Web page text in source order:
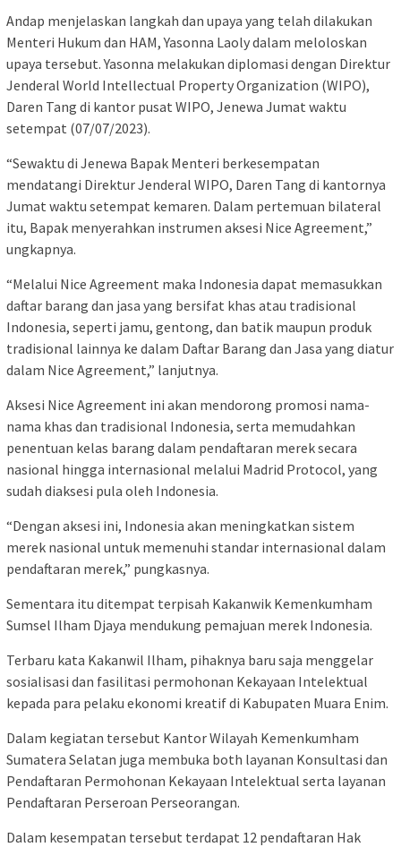
Andap menjelaskan langkah dan upaya yang telah dilakukan
Menteri Hukum dan HAM, Yasonna Laoly dalam meloloskan
upaya tersebut. Yasonna melakukan diplomasi dengan Direktur
Jenderal World Intellectual Property Organization (WIPO),
Daren Tang di kantor pusat WIPO, Jenewa Jumat waktu
setempat (07/07/2023).
“Sewaktu di Jenewa Bapak Menteri berkesempatan
mendatangi Direktur Jenderal WIPO, Daren Tang di kantornya
Jumat waktu setempat kemaren. Dalam pertemuan bilateral
itu, Bapak menyerahkan instrumen aksesi Nice Agreement,”
ungkapnya.
“Melalui Nice Agreement maka Indonesia dapat memasukkan
daftar barang dan jasa yang bersifat khas atau tradisional
Indonesia, seperti jamu, gentong, dan batik maupun produk
tradisional lainnya ke dalam Daftar Barang dan Jasa yang diatur
dalam Nice Agreement,” lanjutnya.
Aksesi Nice Agreement ini akan mendorong promosi nama-
nama khas dan tradisional Indonesia, serta memudahkan
penentuan kelas barang dalam pendaftaran merek secara
nasional hingga internasional melalui Madrid Protocol, yang
sudah diaksesi pula oleh Indonesia.
“Dengan aksesi ini, Indonesia akan meningkatkan sistem
merek nasional untuk memenuhi standar internasional dalam
pendaftaran merek,” pungkasnya.
Sementara itu ditempat terpisah Kakanwik Kemenkumham
Sumsel Ilham Djaya mendukung pemajuan merek Indonesia.
Terbaru kata Kakanwil Ilham, pihaknya baru saja menggelar
sosialisasi dan fasilitasi permohonan Kekayaan Intelektual
kepada para pelaku ekonomi kreatif di Kabupaten Muara Enim.
Dalam kegiatan tersebut Kantor Wilayah Kemenkumham
Sumatera Selatan juga membuka both layanan Konsultasi dan
Pendaftaran Permohonan Kekayaan Intelektual serta layanan
Pendaftaran Perseroan Perseorangan.
Dalam kesempatan tersebut terdapat 12 pendaftaran Hak